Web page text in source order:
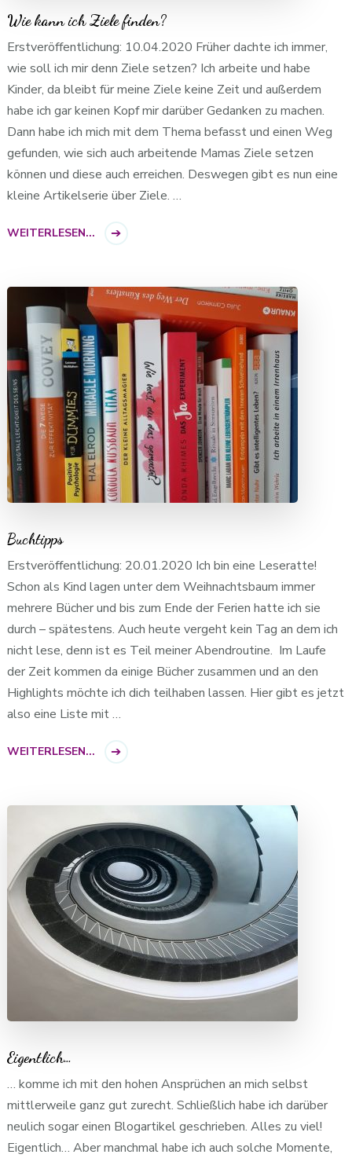
Wie kann ich Ziele finden?
Erstveröffentlichung: 10.04.2020 Früher dachte ich immer,
wie soll ich mir denn Ziele setzen? Ich arbeite und habe
Kinder, da bleibt für meine Ziele keine Zeit und außerdem
habe ich gar keinen Kopf mir darüber Gedanken zu machen.
Dann habe ich mich mit dem Thema befasst und einen Weg
gefunden, wie sich auch arbeitende Mamas Ziele setzen
können und diese auch erreichen. Deswegen gibt es nun eine
kleine Artikelserie über Ziele. …
WEITERLESEN...
Buchtipps
Erstveröffentlichung: 20.01.2020 Ich bin eine Leseratte!
Schon als Kind lagen unter dem Weihnachtsbaum immer
mehrere Bücher und bis zum Ende der Ferien hatte ich sie
durch – spätestens. Auch heute vergeht kein Tag an dem ich
nicht lese, denn ist es Teil meiner Abendroutine. Im Laufe
der Zeit kommen da einige Bücher zusammen und an den
Highlights möchte ich dich teilhaben lassen. Hier gibt es jetzt
also eine Liste mit …
WEITERLESEN...
Eigentlich…
… komme ich mit den hohen Ansprüchen an mich selbst
mittlerweile ganz gut zurecht. Schließlich habe ich darüber
neulich sogar einen Blogartikel geschrieben. Alles zu viel!
Eigentlich… Aber manchmal habe ich auch solche Momente,